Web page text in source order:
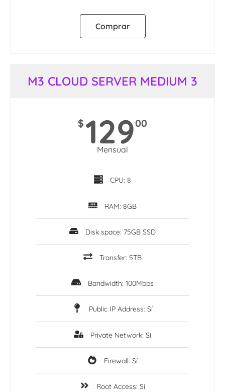
Comprar
M3 CLOUD SERVER MEDIUM 3
$ 12900
Mensual
CPU: 8
RAM: 8GB
Disk space: 75GB SSD
Transfer: 5TB
Bandwidth: 100Mbps
Public IP Address: Sí
Private Network: Sí
Firewall: Sí
Root Access: Sí